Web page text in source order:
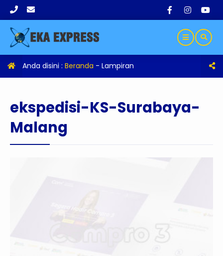
Anda disini : Beranda - Lampiran
ekspedisi-KS-Surabaya-
Malang